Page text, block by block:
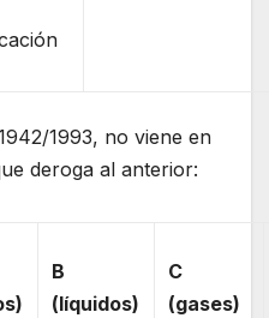
1993, no viene en
deroga al anterior:
B
(líquidos)
C
(gases)